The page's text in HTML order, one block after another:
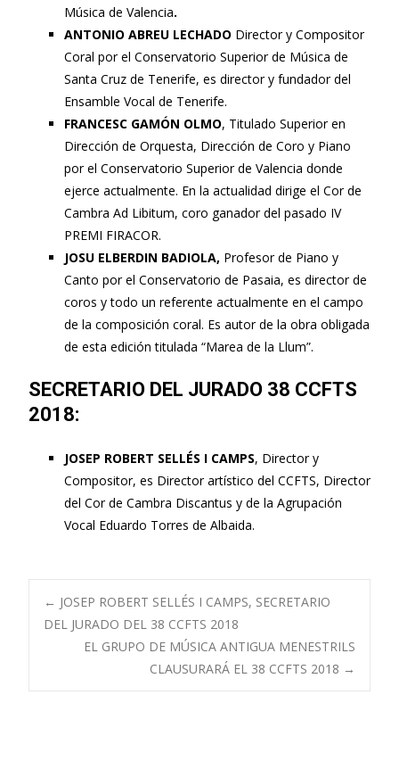
Música de Valencia.
ANTONIO ABREU LECHADO Director y Compositor
Coral por el Conservatorio Superior de Música de
Santa Cruz de Tenerife, es director y fundador del
Ensamble Vocal de Tenerife.
FRANCESC GAMÓN OLMO, Titulado Superior en
Dirección de Orquesta, Dirección de Coro y Piano
por el Conservatorio Superior de Valencia donde
ejerce actualmente. En la actualidad dirige el Cor de
Cambra Ad Libitum, coro ganador del pasado IV
PREMI FIRACOR.
JOSU ELBERDIN BADIOLA, Profesor de Piano y
Canto por el Conservatorio de Pasaia, es director de
coros y todo un referente actualmente en el campo
de la composición coral. Es autor de la obra obligada
de esta edición titulada “Marea de la Llum”.
SECRETARIO DEL JURADO 38 CCFTS
2018:
JOSEP ROBERT SELLÉS I CAMPS, Director y
Compositor, es Director artístico del CCFTS, Director
del Cor de Cambra Discantus y de la Agrupación
Vocal Eduardo Torres de Albaida.
Navegación
← JOSEP ROBERT SELLÉS I CAMPS, SECRETARIO
DEL JURADO DEL 38 CCFTS 2018
EL GRUPO DE MÚSICA ANTIGUA MENESTRILS
CLAUSURARÁ EL 38 CCFTS 2018 →